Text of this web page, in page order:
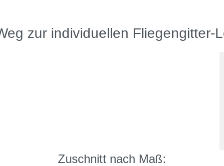
zur individuellen Fliegengitter-
Zuschnitt nach Maß: